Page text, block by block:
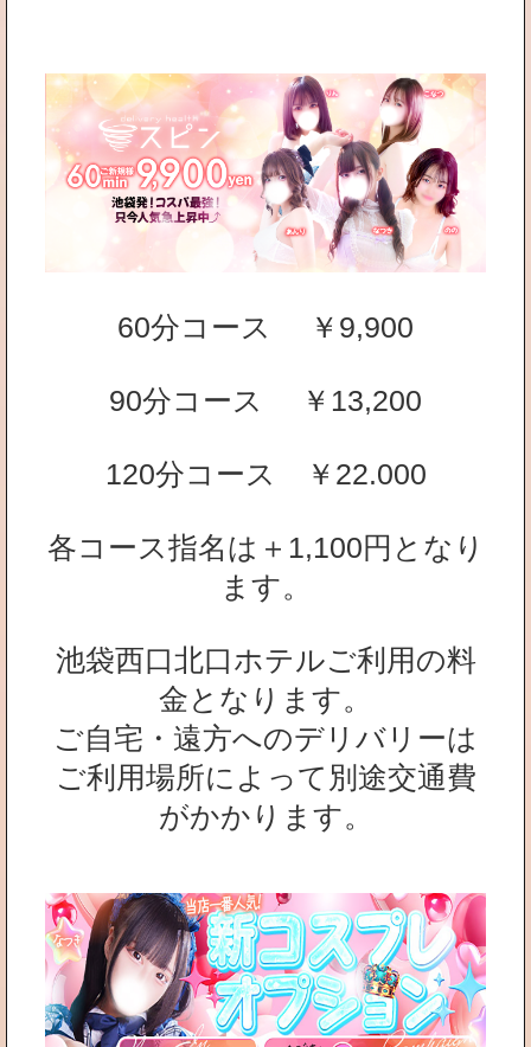
60分コース ￥9,900
90分コース ￥13,200
120分コース ￥22.000
各コース指名は＋1,100円となり
ます。
池袋西口北口ホテルご利用の料
金となります。
ご自宅・遠方へのデリバリーは
ご利用場所によって別途交通費
がかかります。